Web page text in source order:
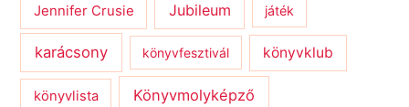
Jennifer Crusie Jubileum játék
karácsony könyvfesztivál könyvklub
könyvlista Könyvmolyképző